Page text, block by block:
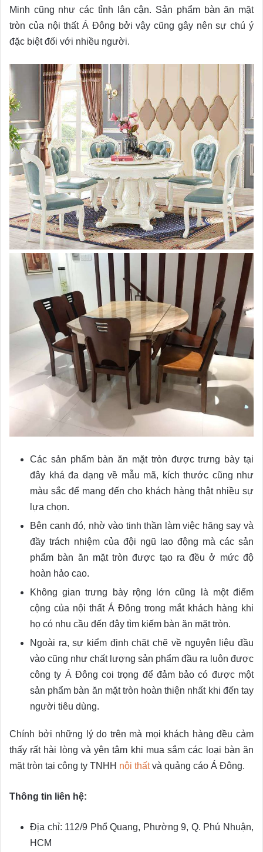
Minh cũng như các tỉnh lân cận. Sản phẩm bàn ăn mặt
tròn của nội thất Á Đông bởi vậy cũng gây nên sự chú ý
đặc biệt đối với nhiều người.
Các sản phẩm bàn ăn mặt tròn được trưng bày tại
đây khá đa dạng về mẫu mã, kích thước cũng như
màu sắc để mang đến cho khách hàng thật nhiều sự
lựa chọn.
Bên canh đó, nhờ vào tinh thần làm việc hăng say và
đầy trách nhiệm của đội ngũ lao động mà các sản
phẩm bàn ăn mặt tròn được tạo ra đều ở mức độ
hoàn hảo cao.
Không gian trưng bày rộng lớn cũng là một điểm
cộng của nội thất Á Đông trong mắt khách hàng khi
họ có nhu cầu đến đây tìm kiếm bàn ăn mặt tròn.
Ngoài ra, sự kiểm định chặt chẽ về nguyên liệu đầu
vào cũng như chất lượng sản phẩm đầu ra luôn được
công ty Á Đông coi trọng để đảm bảo có được một
sản phẩm bàn ăn mặt tròn hoàn thiện nhất khi đến tay
người tiêu dùng.
Chính bởi những lý do trên mà mọi khách hàng đều cảm
thấy rất hài lòng và yên tâm khi mua sắm các loại bàn ăn
mặt tròn tại công ty TNHH nội thấtvà quảng cáo Á Đông.
Thông tin liên hệ:
Địa chỉ: 112/9 Phổ Quang, Phường 9, Q. Phú Nhuận,
HCM